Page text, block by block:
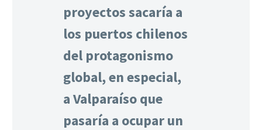
proyectos sacaría a
los puertos chilenos
del protagonismo
global, en especial,
a Valparaíso que
pasaría a ocupar un